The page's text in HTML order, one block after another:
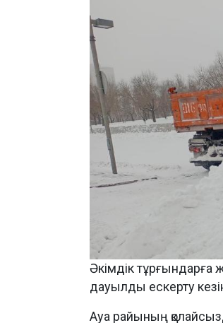
Әкімдік тұрғындарға
дауылды ескерту
Ауа райының